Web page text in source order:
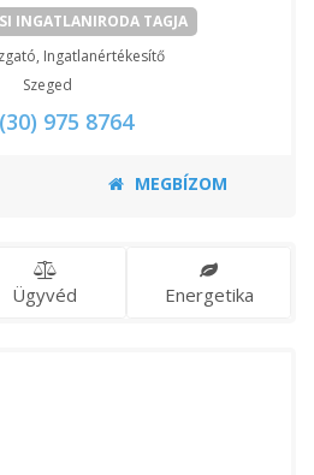
INGATLANIRODA TAGJA
Ingatlanértékesítő
Szeged
975 8764
MEGBÍZOM
Ügyvéd Energetika